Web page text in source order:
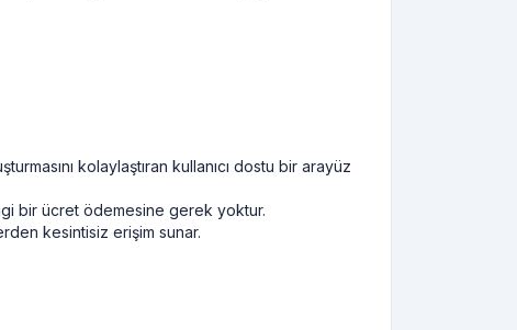
kolaylaştıran kullanıcı dostu bir arayüz
bir ücret ödemesine gerek yoktur.
kesintisiz erişim sunar.